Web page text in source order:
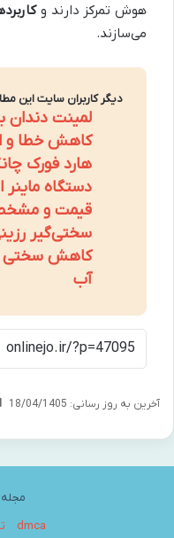
هوش تمرکز دارند و
می‌سازند.
دیگر کاربران سایت این
لمینت دندان
کاهش خطا و
هارد فورک
دستگاه ماینر
قیمت و
سختی‌گیر
کاهش سختی
آب
آخرین به روز رسانی: 18/04/1405
مجله
dmca